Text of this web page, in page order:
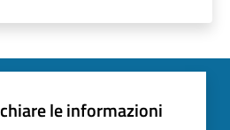
le informazioni